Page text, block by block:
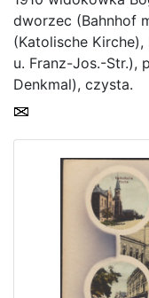
Home page
Current auction
Recent result
Regulation
dworzec (Bahnhof
(Katolische
u. Franz-Jos.-Str.),
Denkmal), czysta.